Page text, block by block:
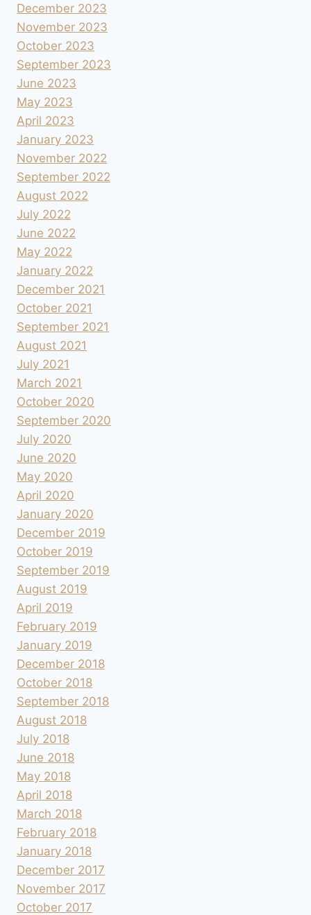
December 2023
November 2023
October 2023
September 2023
June 2023
May 2023
April 2023
January 2023
November 2022
September 2022
August 2022
July 2022
June 2022
May 2022
January 2022
December 2021
October 2021
September 2021
August 2021
July 2021
March 2021
October 2020
September 2020
July 2020
June 2020
May 2020
April 2020
January 2020
December 2019
October 2019
September 2019
August 2019
April 2019
February 2019
January 2019
December 2018
October 2018
September 2018
August 2018
July 2018
June 2018
May 2018
April 2018
March 2018
February 2018
January 2018
December 2017
November 2017
October 2017